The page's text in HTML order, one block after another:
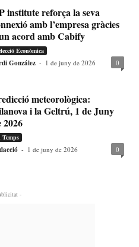
institute reforça la seva
amb l’empresa gràcies
acord amb Cabify
Econòmica
González - 1 de juny de 2026 0
meteorològica:
i la Geltrú, 1 de Juny
2026
Temps
- 1 de juny de 2026 0
-